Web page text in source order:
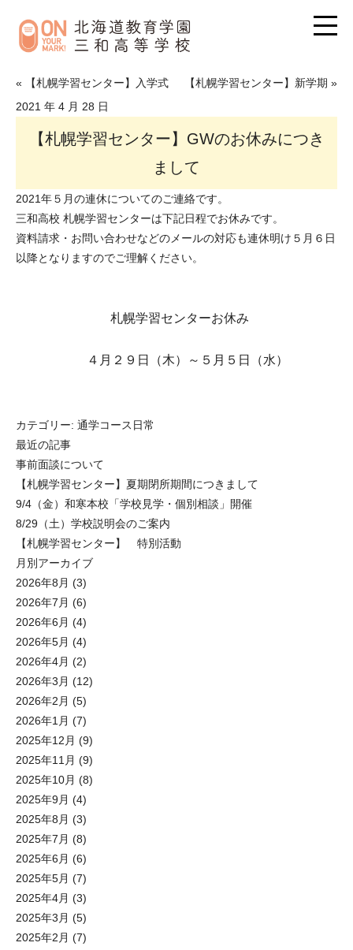
« 【札幌学習センター】入学式
【札幌学習センター】新学期 »
2021 年 4 月 28 日
【札幌学習センター】GWのお休みにつき
まして
2021年５月の連休についてのご連絡です。
三和高校 札幌学習センターは下記日程でお休みです。
資料請求・お問い合わせなどのメールの対応も連休明け５月６日
以降となりますのでご理解ください。
札幌学習センターお休み
４月２９日（木）～５月５日（水）
カテゴリー: 通学コース日常
最近の記事
事前面談について
【札幌学習センター】夏期閉所期間につきまして
9/4（金）和寒本校「学校見学・個別相談」開催
8/29（土）学校説明会のご案内
【札幌学習センター】 特別活動
月別アーカイブ
2026年8月 (3)
2026年7月 (6)
2026年6月 (4)
2026年5月 (4)
2026年4月 (2)
2026年3月 (12)
2026年2月 (5)
2026年1月 (7)
2025年12月 (9)
2025年11月 (9)
2025年10月 (8)
2025年9月 (4)
2025年8月 (3)
2025年7月 (8)
2025年6月 (6)
2025年5月 (7)
2025年4月 (3)
2025年3月 (5)
2025年2月 (7)